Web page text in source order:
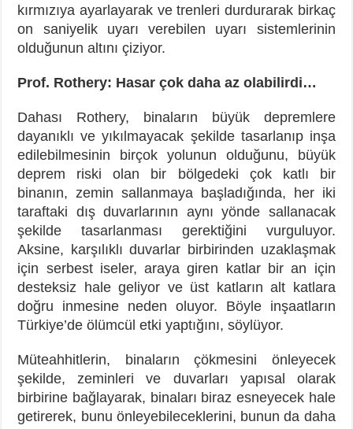
kırmızıya ayarlayarak ve trenleri durdurarak birkaç
on saniyelik uyarı verebilen uyarı sistemlerinin
olduğunun altını çiziyor.
Prof. Rothery: Hasar çok daha az olabilirdi…
Dahası Rothery, binaların büyük depremlere
dayanıklı ve yıkılmayacak şekilde tasarlanıp inşa
edilebilmesinin birçok yolunun olduğunu, büyük
deprem riski olan bir bölgedeki çok katlı bir
binanın, zemin sallanmaya başladığında, her iki
taraftaki dış duvarlarının aynı yönde sallanacak
şekilde tasarlanması gerektiğini vurguluyor.
Aksine, karşılıklı duvarlar birbirinden uzaklaşmak
için serbest iseler, araya giren katlar bir an için
desteksiz hale geliyor ve üst katların alt katlara
doğru inmesine neden oluyor. Böyle inşaatların
Türkiye’de ölümcül etki yaptığını, söylüyor.
Müteahhitlerin, binaların çökmesini önleyecek
şekilde, zeminleri ve duvarları yapısal olarak
birbirine bağlayarak, binaları biraz esneyecek hale
getirerek, bunu önleyebileceklerini, bunun da daha